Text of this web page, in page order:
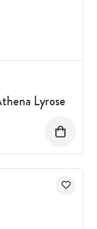
Lyrose